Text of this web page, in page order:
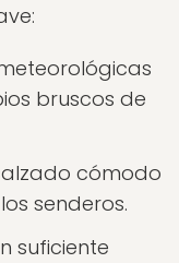
bruscos de
cómodo
senderos.
suficiente